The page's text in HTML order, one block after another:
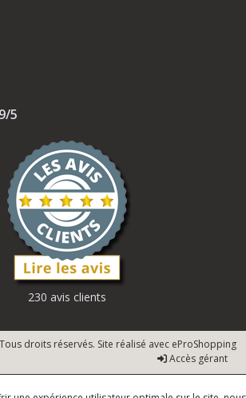
5
230 avis clients
droits réservés. Site réalisé avec eProShopping
Accès gérant